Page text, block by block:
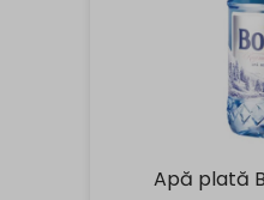
Apă plată